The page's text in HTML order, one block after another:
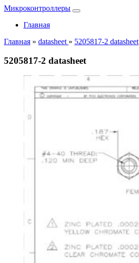
Микроконтроллеры
Главная
Главная » datasheet » 5205817-2 datasheet
5205817-2 datasheet